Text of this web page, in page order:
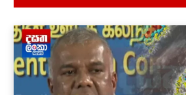
34ක්
01:57